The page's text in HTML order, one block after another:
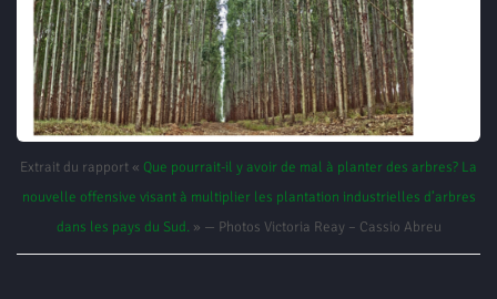
Extrait du rapport « Que pourrait-il y avoir de mal à planter des arbres? La
nouvelle offensive visant à multiplier les plantation industrielles d’arbres
dans les pays du Sud.» — Photos Victoria Reay – Cassio Abreu